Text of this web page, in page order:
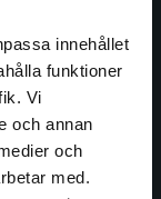
innehållet
funktioner
Vi
och annan
och
med.
för